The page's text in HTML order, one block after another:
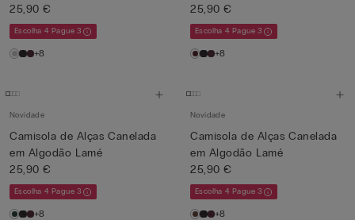
25,90 €
Escolha 4 Pague 3
+8
25,90 €
Escolha 4 Pague 3
+8
Novidade
Camisola de Alças Canelada
em Algodão Lamé
25,90 €
Escolha 4 Pague 3
+8
Novidade
Camisola de Alças Canelada
em Algodão Lamé
25,90 €
Escolha 4 Pague 3
+8